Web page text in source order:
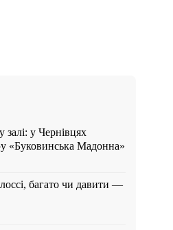
залі: у Чернівцях
«Буковинська Мадонна»
багато чи давити —